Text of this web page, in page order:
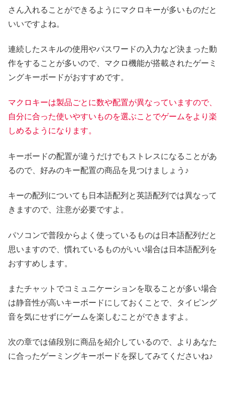
さん入れることができるようにマクロキーが多いものだと
いいですよね。
連続したスキルの使用やパスワードの入力など決まった動
作をすることが多いので、マクロ機能が搭載されたゲーミ
ングキーボードがおすすめです。
マクロキーは製品ごとに数や配置が異なっていますので、
自分に合った使いやすいものを選ぶことでゲームをより楽
しめるようになります。
キーボードの配置が違うだけでもストレスになることがあ
るので、好みのキー配置の商品を見つけましょう♪
キーの配列についても日本語配列と英語配列では異なって
きますので、注意が必要ですよ。
パソコンで普段からよく使っているものは日本語配列だと
思いますので、慣れているものがいい場合は日本語配列を
おすすめします。
またチャットでコミュニケーションを取ることが多い場合
は静音性が高いキーボードにしておくことで、タイピング
音を気にせずにゲームを楽しむことができますよ。
次の章では値段別に商品を紹介しているので、よりあなた
に合ったゲーミングキーボードを探してみてくださいね♪